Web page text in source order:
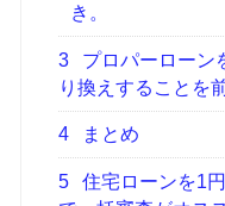
き。
3
プロパーローン
り換えすることを
4 まとめ
5
住宅ローンを1